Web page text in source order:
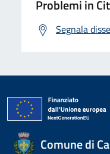
Problemi in
Segnala
Comune di